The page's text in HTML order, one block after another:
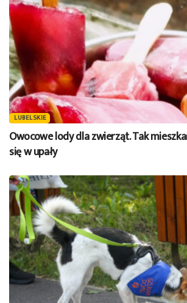
LUBELSKIE
Owocowe lody dla zwierząt. Tak
się w upały